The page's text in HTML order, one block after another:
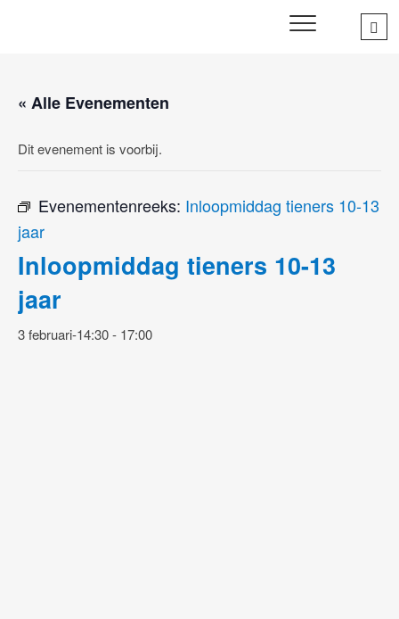
WIJ ZETTEN ONS IN VOOR HET WELZIJN EN VERBINDEN
« Alle Evenementen
Dit evenement is voorbij.
Evenementenreeks: Inloopmiddag tieners 10-13
jaar
Inloopmiddag tieners 10-13
jaar
3 februari-14:30- 17:00